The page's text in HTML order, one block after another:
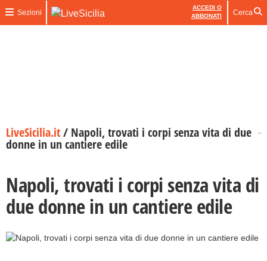
Sezioni
ACCEDI O
ABBONATI
Cerca
LiveSicilia.it/ Napoli, trovati i corpi senza vita di due
donne in un cantiere edile
Napoli, trovati i corpi senza vita di
due donne in un cantiere edile